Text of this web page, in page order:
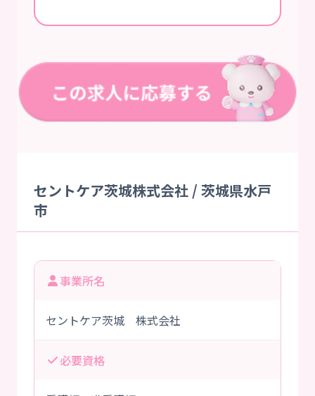
セントケア茨城株式会社 / 茨城県水戸
市
事業所名
セントケア茨城 株式会社
必要資格